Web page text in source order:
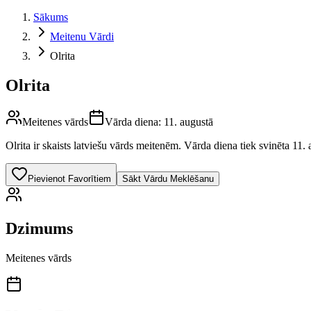
Sākums
Meitenu Vārdi
Olrita
Olrita
Meitenes vārds Vārda diena: 11. augustā
Olrita ir skaists latviešu vārds meitenēm. Vārda diena tiek svinēta 11.
Pievienot Favorītiem Sākt Vārdu Meklēšanu
Dzimums
Meitenes vārds